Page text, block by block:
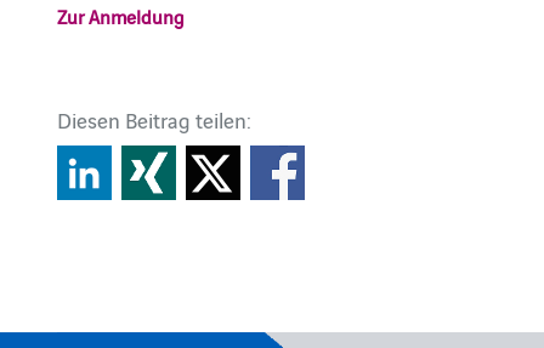
Zur Anmeldung
Diesen Beitrag teilen: